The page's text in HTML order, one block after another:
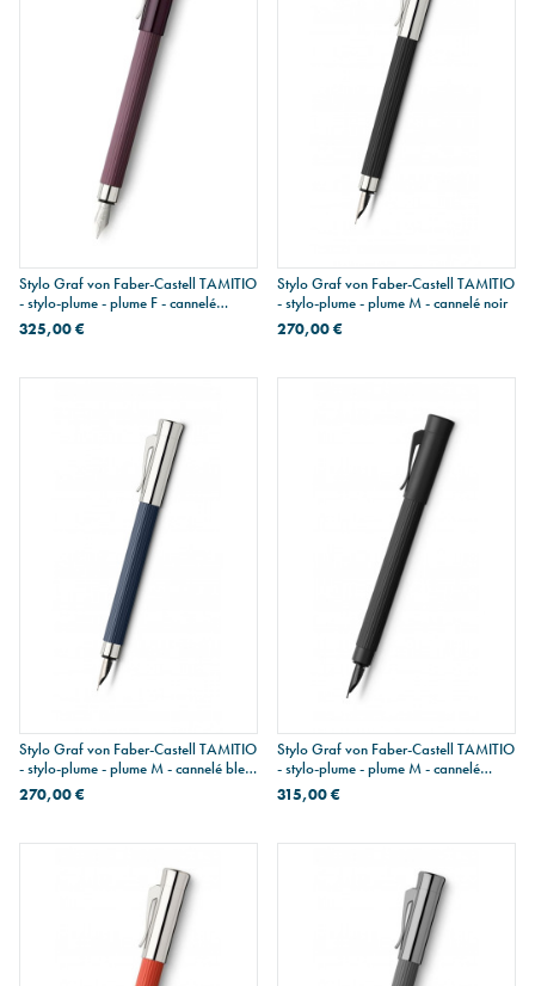
Stylo Graf von Faber-Castell TAMITIO
- stylo-plume - plume F - cannelé
bordeaux foncé
325,00 €
Stylo Graf von Faber-Castell TAMITIO
- stylo-plume - plume M - cannelé noir
270,00 €
Stylo Graf von Faber-Castell TAMITIO
- stylo-plume - plume M - cannelé bleu
nuit
270,00 €
Stylo Graf von Faber-Castell TAMITIO
- stylo-plume - plume M - cannelé
Black Edition
315,00 €